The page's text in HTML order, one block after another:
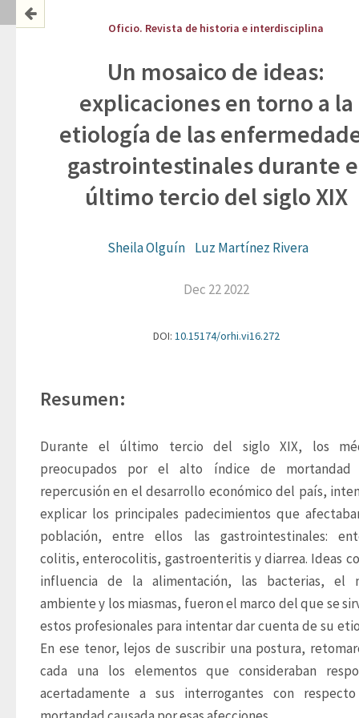
Oficio. Revista de historia e interdisciplina
Un mosaico de ideas:
explicaciones en torno a la
etiología de las
gastrointestinales durante
último tercio del siglo XIX
Sheila Olguín Luz Martínez Rivera
Dec 22 2022
DOI: 10.15174/orhi.vi16.272
Resumen:
Durante el último tercio del siglo XIX, los
preocupados por el alto índice de
repercusión en el desarrollo económico del país,
explicar los principales padecimientos que
población, entre ellos las gastrointestinales:
colitis, enterocolitis, gastroenteritis y diarrea. Ideas
influencia de la alimentación, las bacterias, el
ambiente y los miasmas, fueron el marco del que se
estos profesionales para intentar dar cuenta de su
En ese tenor, lejos de suscribir una postura,
cada una los elementos que consideraban
acertadamente a sus interrogantes con